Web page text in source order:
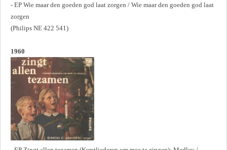
- EP Wie maar den goeden god laat zorgen / Wie maar den goeden god laat
zorgen
(Philips NE 422 541)
1960